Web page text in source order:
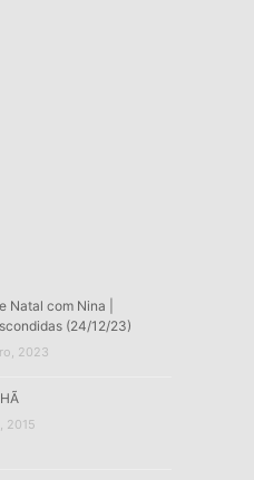
Natal com Nina |
(24/12/23)
2023
2015